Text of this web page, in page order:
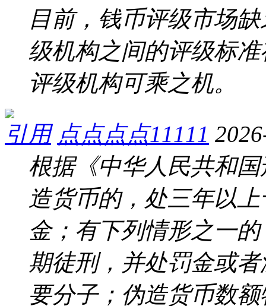
目前，钱币评级市场
级机构之间的评级标
评级机构可乘之机。
引用 点点点点11111
根据《中华人民共和
造货币的，处三年以
金；有下列情形之一
期徒刑，并处罚金或
要分子；伪造货币数